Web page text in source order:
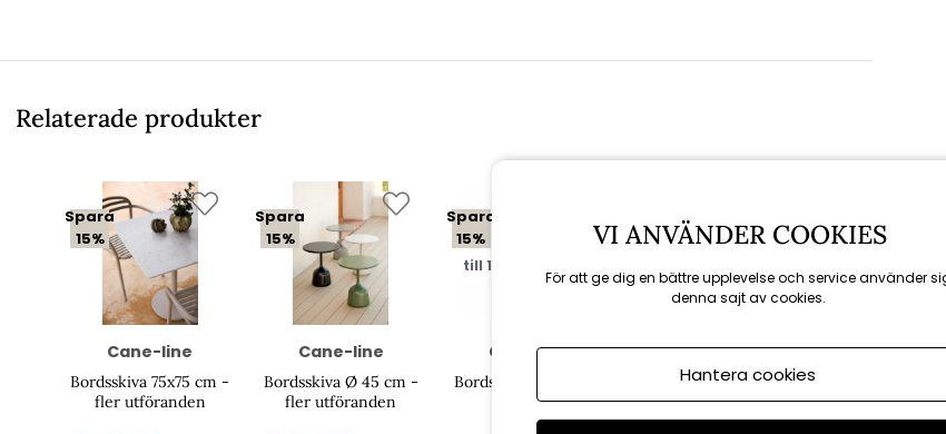
Relaterade produkter
Spara
15%
Cane-line
Bordsskiva 75x75 cm -
fler utföranden
Spara
15%
Cane-line
Bordsskiva Ø 45 cm -
fler utföranden
Spara
15%
till 16/8
Cane-line
Bordsskiva Ø 60 cm -
teak
Spara
15%
Cane-line
Bordsskiva Ø 60 cm -
fler färger
VI ANVÄNDER COOKIES
För att ge dig en bättre upplevelse och service använder
denna sajt av cookies.
Hantera cookies